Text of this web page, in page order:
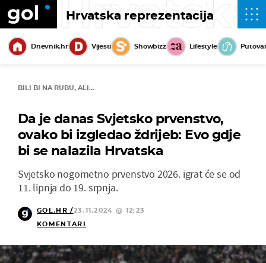
Hrvatska reprezentacija
Dnevnik.hr Vijesti Showbizz Lifestyle
BILI BI NA RUBU, ALI...
Da je danas Svjetsko prvenstvo,
ovako bi izgledao ždrijeb: Evo gdje
bi se nalazila Hrvatska
Svjetsko nogometno prvenstvo 2026. igrat će se od
11. lipnja do 19. srpnja.
GOL.HR /23.11.2024 @ 12:23
KOMENTARI